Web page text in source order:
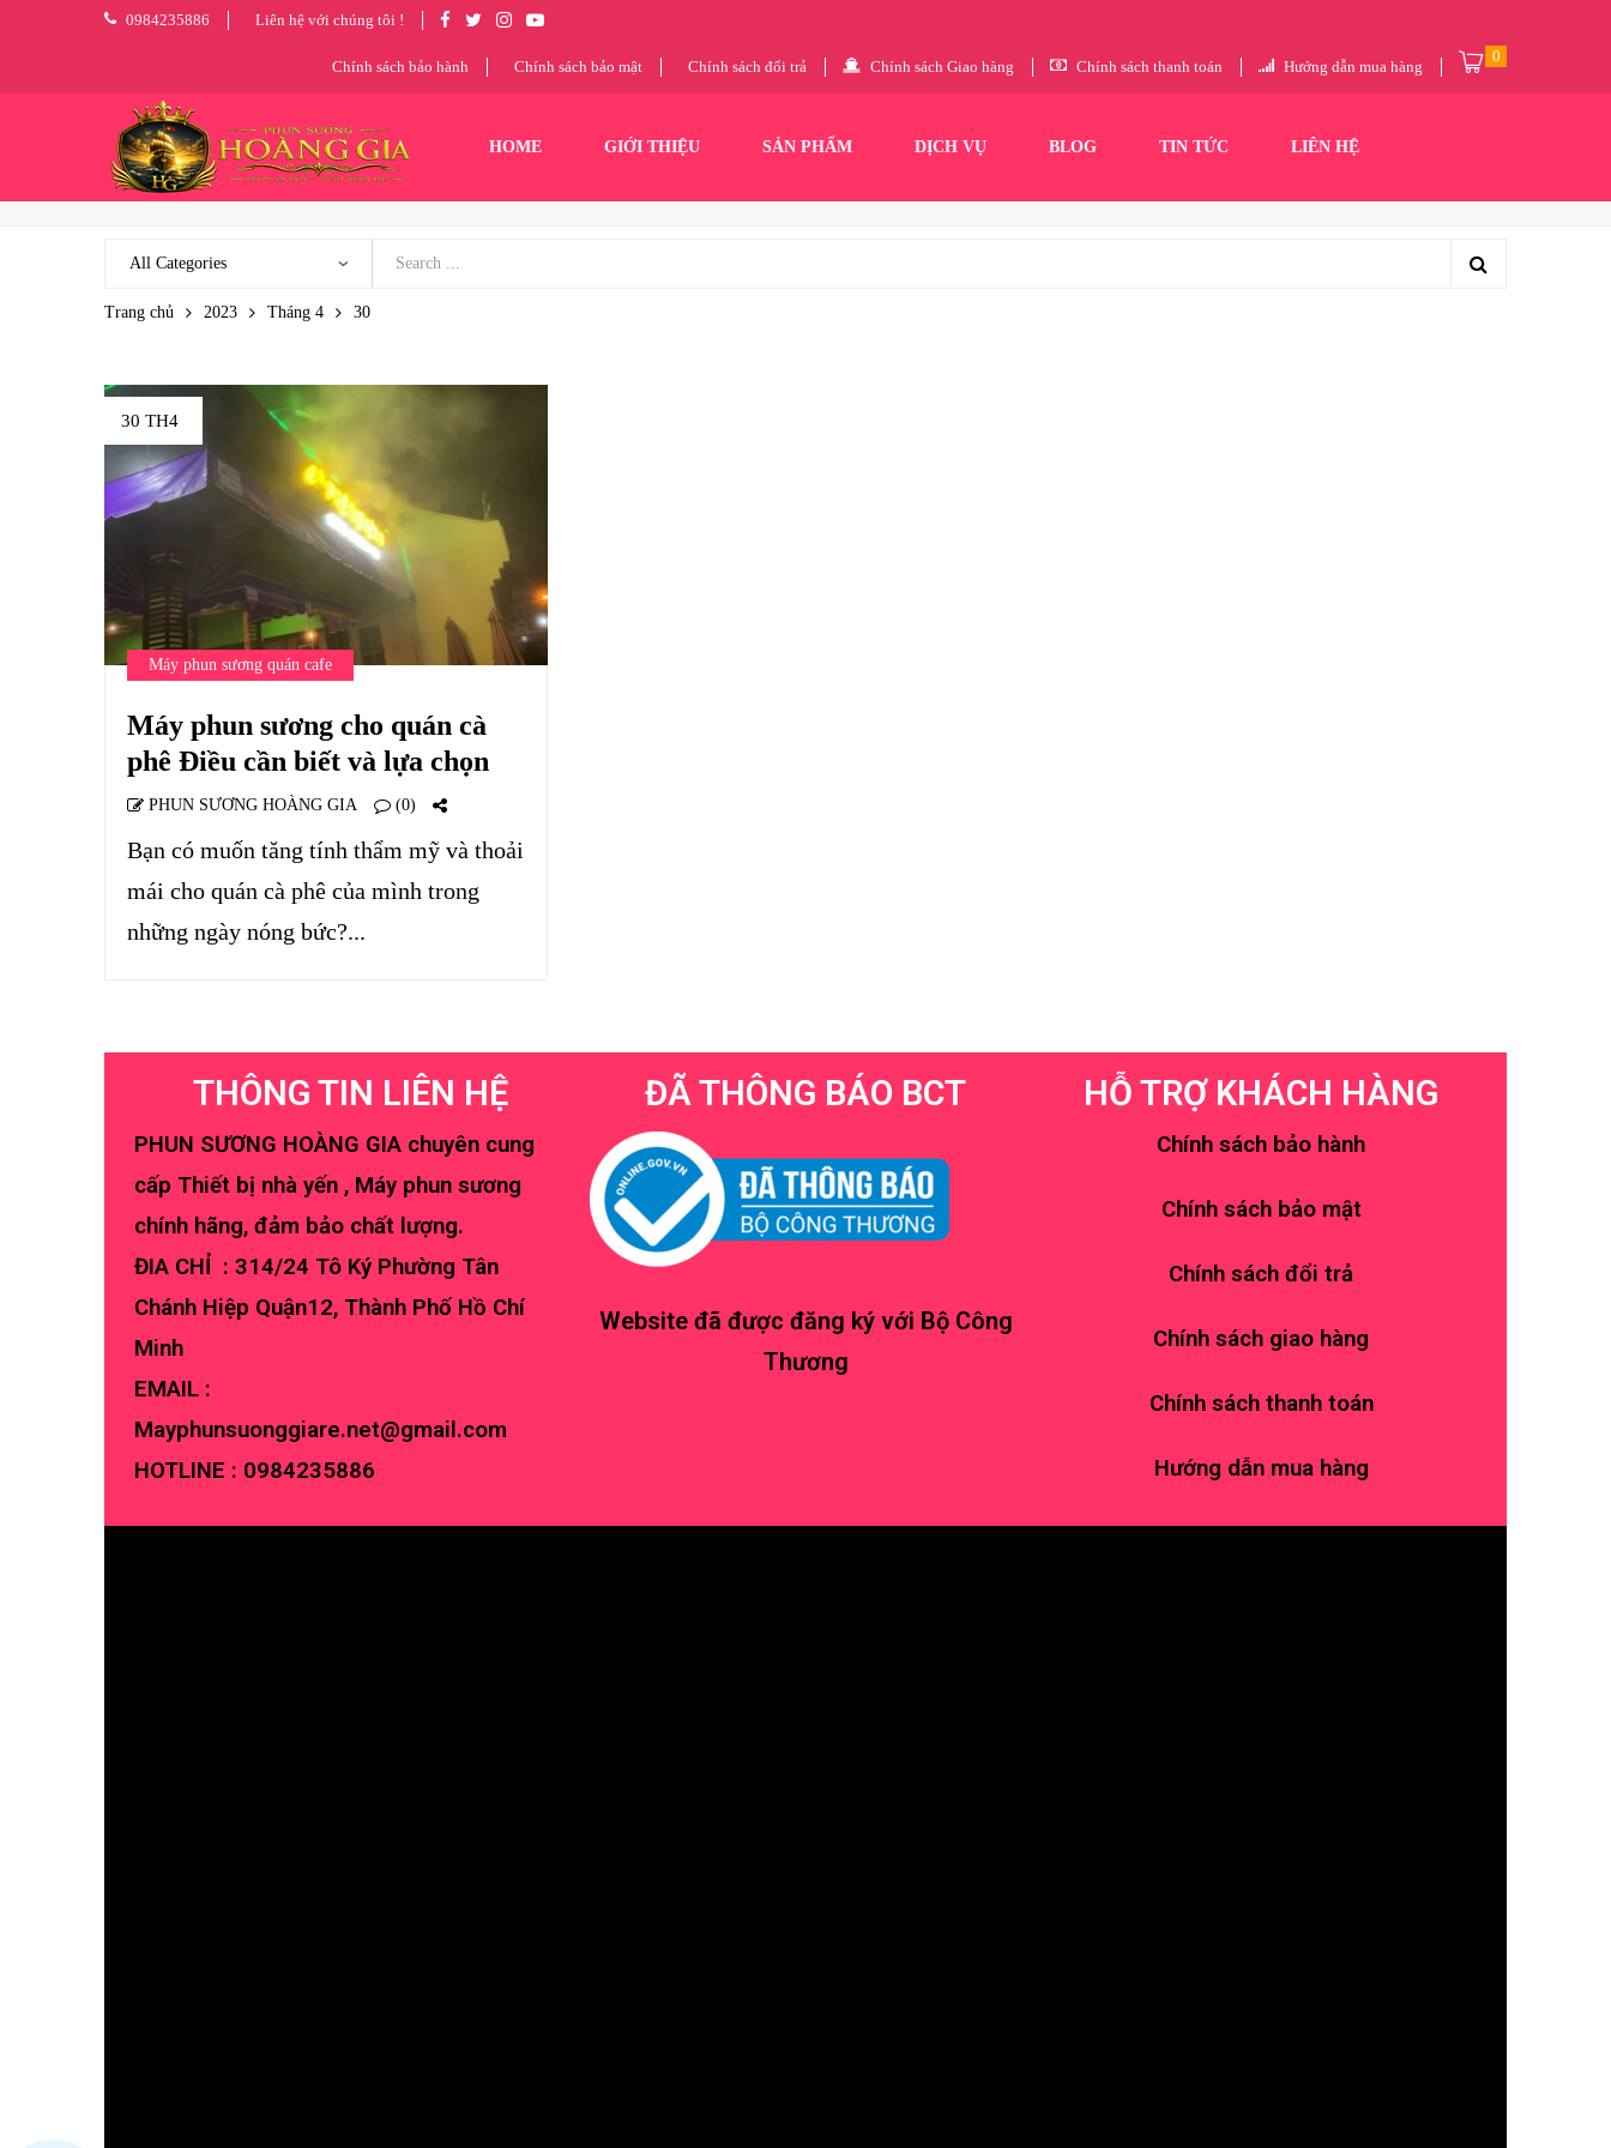
0984235886 Liên hệ với chúng tôi !
Chính sách bảo hành Chính sách bảo mật Chính sách đổi trả Chính sách Giao hàng Chính sách thanh toán Hướng dẫn mua hàng
0
HOME GIỚI THIỆU SẢN PHẨM DỊCH VỤ BLOG TIN TỨC LIÊN HỆ
Trang chủ 2023 Tháng 4 30
30 TH4
Máy phun sương quán cafe
Máy phun sương cho quán cà
phê Điều cần biết và lựa chọn
PHUN SƯƠNG HOÀNG GIA (0)
Bạn có muốn tăng tính thẩm mỹ và thoải
mái cho quán cà phê của mình trong
những ngày nóng bức?...
THÔNG TIN LIÊN HỆ
PHUN SƯƠNG HOÀNG GIA chuyên cung
cấp Thiết bị nhà yến , Máy phun sương
chính hãng, đảm bảo chất lượng.
ĐIA CHỈ : 314/24 Tô Ký Phường Tân
Chánh Hiệp Quận12, Thành Phố Hồ Chí
Minh
EMAIL :
Mayphunsuonggiare.net@gmail.com
HOTLINE : 0984235886
ĐÃ THÔNG BÁO BCT
Website đã được đăng ký với Bộ Công
Thương
HỖ TRỢ KHÁCH HÀNG
Chính sách bảo hành
Chính sách bảo mật
Chính sách đổi trả
Chính sách giao hàng
Chính sách thanh toán
Hướng dẫn mua hàng